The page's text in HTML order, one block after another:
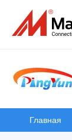
Главная